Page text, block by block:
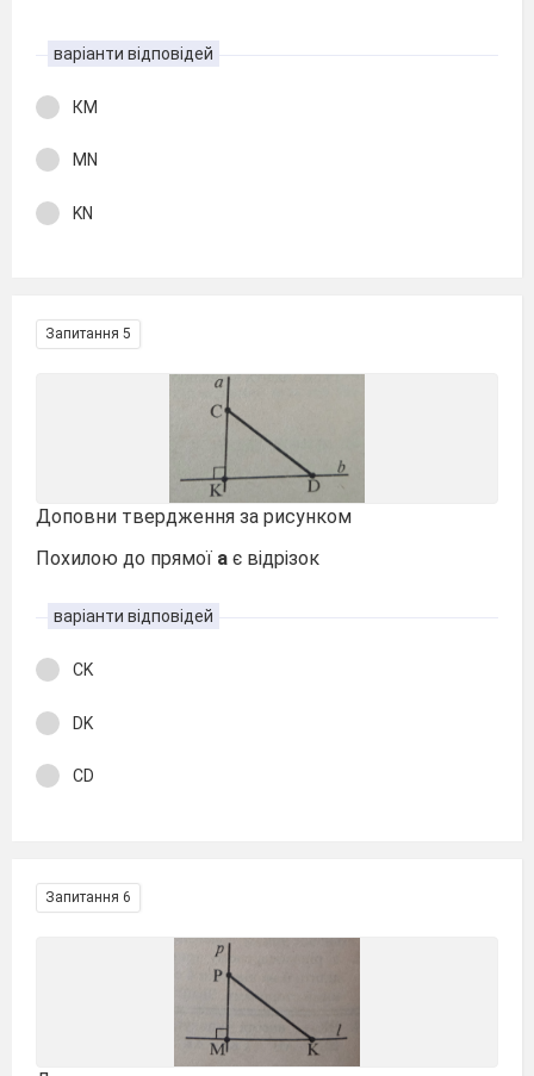
варіанти відповідей
КМ
МN
KN
Запитання 5
Доповни твердження за рисунком
Похилою до прямої а є відрізок
варіанти відповідей
CK
DK
CD
Запитання 6